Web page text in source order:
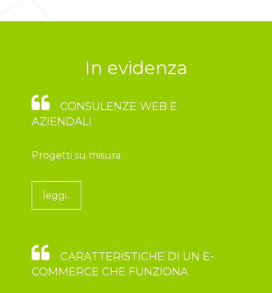
In evidenza
CONSULENZE WEB E
AZIENDALI
Progetti su misura
leggi..
CARATTERISTICHE DI UN E-
COMMERCE CHE FUNZIONA